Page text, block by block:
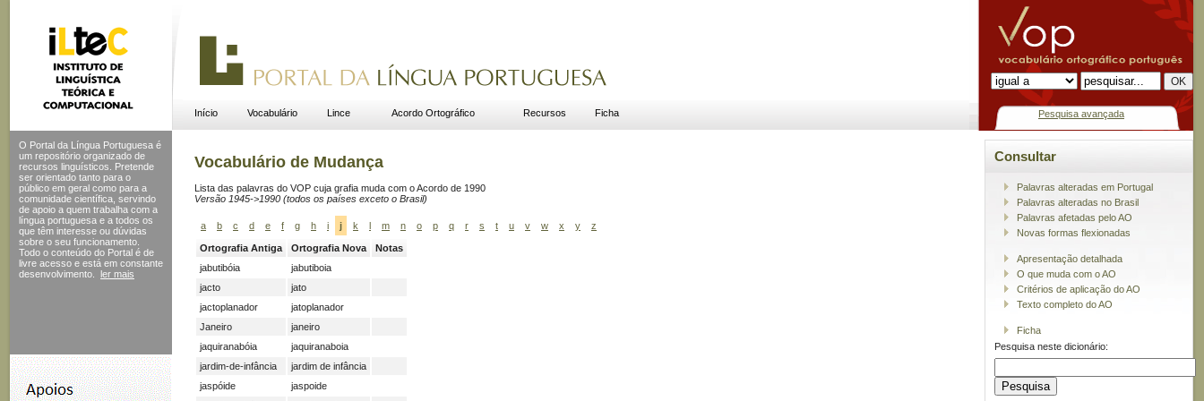
Início Vocabulário Lince Acordo Ortográfico Recursos Ficha Pesquisa avançada
O Portal da Língua Portuguesa é
um repositório organizado de
recursos linguísticos. Pretende
ser orientado tanto para o
público em geral como para a
comunidade científica, servindo
de apoio a quem trabalha com a
língua portuguesa e a todos os
que têm interesse ou dúvidas
sobre o seu funcionamento.
Todo o conteúdo do Portal é de
livre acesso e está em constante
desenvolvimento.
ler mais
Vocabulário de Mudança
Lista das palavras do VOP cuja grafia muda com o Acordo de 1990
Versão 1945->1990 (todos os países exceto o Brasil)
a b c d e f g h i j k l m n o p q r s t u v w x y z
Ortografia Antiga Ortografia Nova
Notas
jabutibóia
jabutiboia
jacto
jato
jactoplanador
jatoplanador
Janeiro
janeiro
jaquiranabóia
jaquiranaboia
jardim-de-infância
jardim de infância
jaspóide
jaspoide
Consultar
Palavras alteradas em Portugal
Palavras alteradas no Brasil
Palavras afetadas pelo AO
Novas formas flexionadas
Apresentação detalhada
O que muda com o AO
Critérios de aplicação do AO
Texto completo do AO
Ficha
Pesquisa neste dicionário: